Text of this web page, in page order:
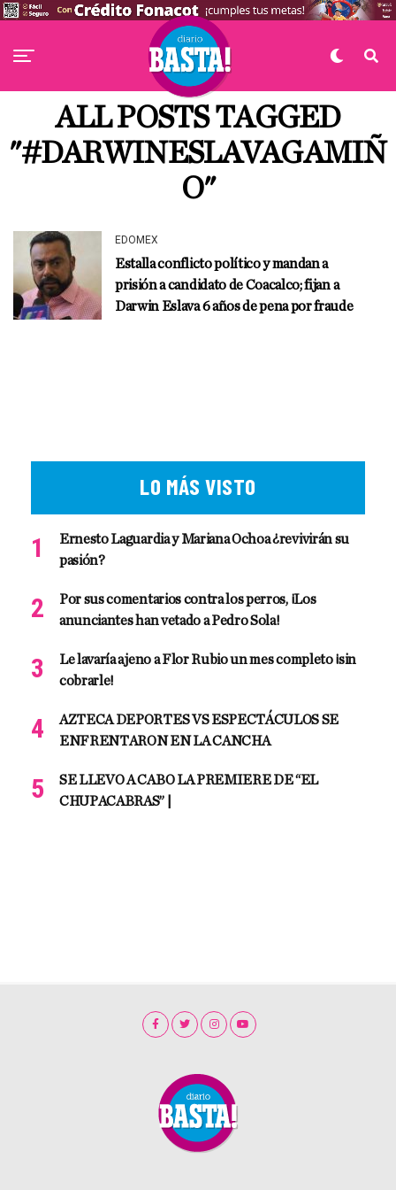
ALL POSTS TAGGED
"#DARWINESLAVAGAMIÑ
O"
EDOMEX
Estalla conflicto político y mandan a
prisión a candidato de Coacalco; fijan a
Darwin Eslava 6 años de pena por fraude
LO MÁS VISTO
Ernesto Laguardia y Mariana Ochoa ¿revivirán su
pasión?
Por sus comentarios contra los perros, ¡Los
anunciantes han vetado a Pedro Sola!
Le lavaría ajeno a Flor Rubio un mes completo ¡sin
cobrarle!
AZTECA DEPORTES VS ESPECTÁCULOS SE
ENFRENTARON EN LA CANCHA
SE LLEVO A CABO LA PREMIERE DE “EL
CHUPACABRAS” |